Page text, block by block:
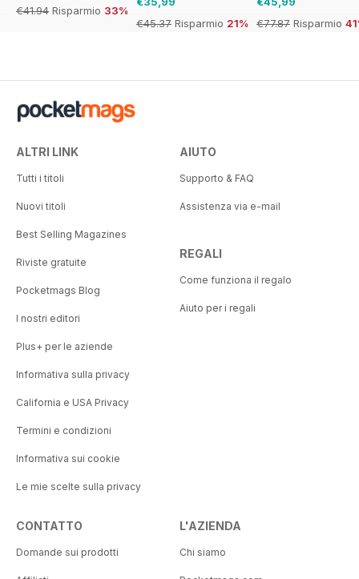
€41.94 Risparmio 33%
€45.37 Risparmio 21%
€77.87 Risparmio
ALTRI LINK
Tutti i titoli
Nuovi titoli
Best Selling Magazines
Riviste gratuite
Pocketmags Blog
I nostri editori
Plus+ per le aziende
Informativa sulla privacy
California e USA Privacy
Termini e condizioni
Informativa sui cookie
Le mie scelte sulla privacy
AIUTO
Supporto & FAQ
Assistenza via e-mail
REGALI
Come funziona il regalo
Aiuto per i regali
CONTATTO
Domande sui prodotti
L'AZIENDA
Chi siamo